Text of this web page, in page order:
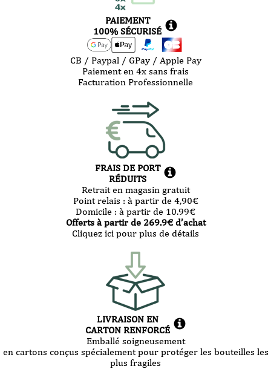
PAIEMENT
100% SÉCURISÉ
CB / Paypal / GPay / Apple Pay
Paiement en 4x sans frais
Facturation Professionnelle
FRAIS DE PORT
RÉDUITS
Retrait en magasin gratuit
Point relais : à partir de 4,90€
Domicile : à partir de 10.99€
Offerts à partir de 269.9€ d’achat
Cliquez ici pour plus de détails
LIVRAISON EN
CARTON RENFORCÉ
Emballé soigneusement
en cartons conçus spécialement pour protéger les bouteilles les
plus fragiles